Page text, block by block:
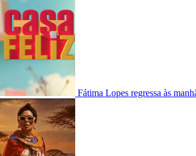
Fátima Lopes regressa às